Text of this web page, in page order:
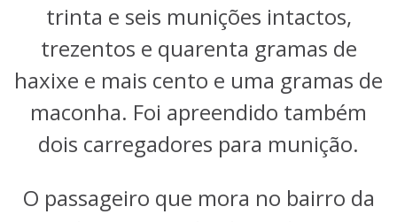
trinta e seis munições intactos,
trezentos e quarenta gramas de
haxixe e mais cento e uma gramas de
maconha. Foi apreendido também
dois carregadores para munição.
O passageiro que mora no bairro da